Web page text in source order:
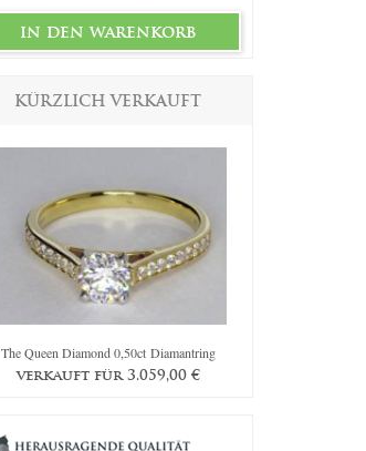
in den warenkorb
KÜRZLICH VERKAUFT
The Queen Diamond 0,50ct Diamantring
verkauft für3.059,00 €